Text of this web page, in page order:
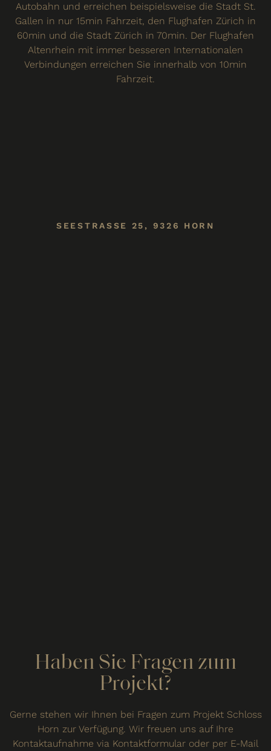
Autobahn und erreichen beispielsweise die Stadt St.
Gallen in nur 15min Fahrzeit, den Flughafen Zürich in
60min und die Stadt Zürich in 70min. Der Flughafen
Altenrhein mit immer besseren Internationalen
Verbindungen erreichen Sie innerhalb von 10min
Fahrzeit.
SEESTRASSE 25, 9326 HORN
Haben Sie Fragen zum
Projekt?
Gerne stehen wir Ihnen bei Fragen zum Projekt Schloss
Horn zur Verfügung. Wir freuen uns auf Ihre
Kontaktaufnahme via Kontaktformular oder per E-Mail